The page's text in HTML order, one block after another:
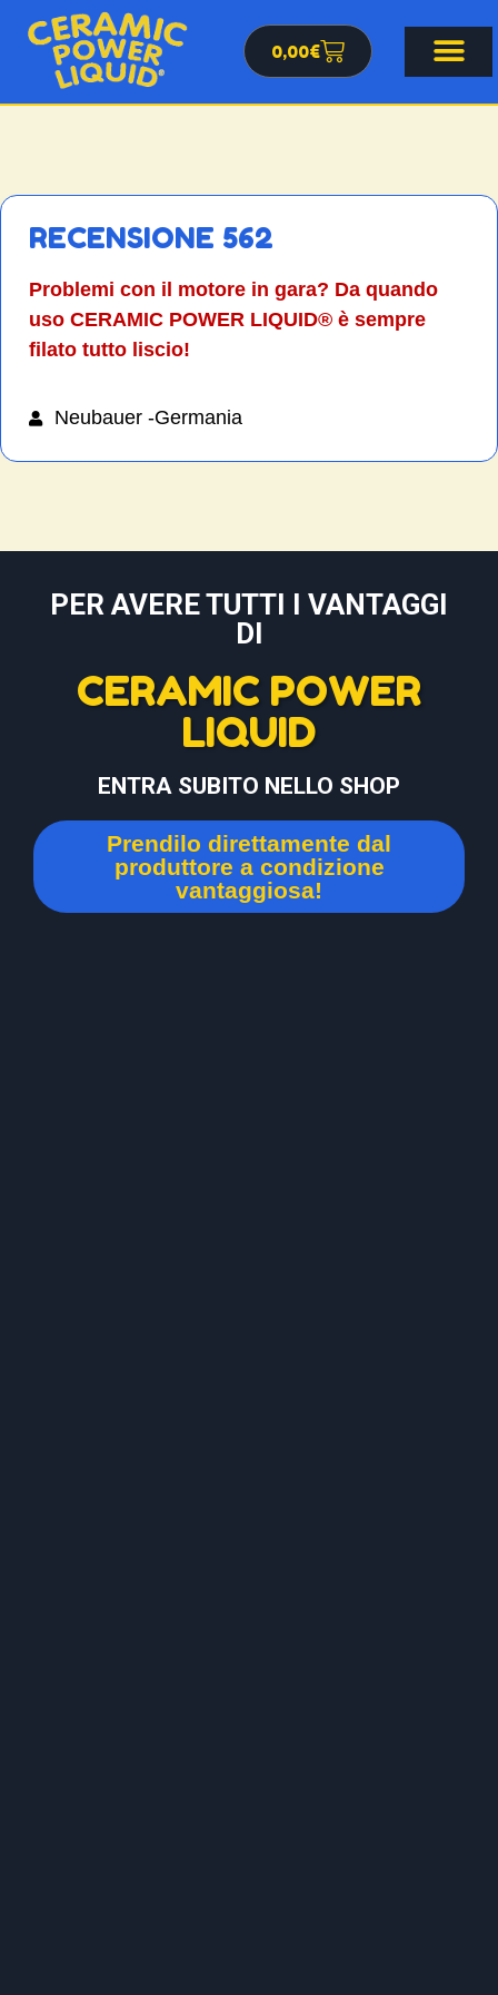
0,00€
RECENSIONE 562
Problemi con il motore in gara? Da quando
uso CERAMIC POWER LIQUID® è sempre
filato tutto liscio!
Neubauer -Germania
PER AVERE TUTTI I VANTAGGI
DI
CERAMIC POWER
LIQUID
ENTRA SUBITO NELLO SHOP
Prendilo direttamente dal
produttore a condizione
vantaggiosa!